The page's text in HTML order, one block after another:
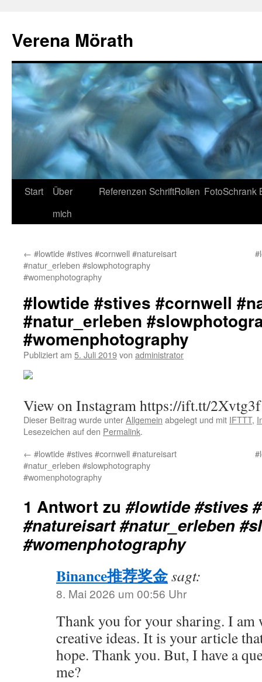
Verena Mörath
Zum
Start
Über
mich
Referenzen SchriftRollen FotoSchrank
← #lowtide #stives #cornwell #natureisart
#natur_erleben #slowphotography
#womenphotography
#lowtide #stives #cornwell
#natur_erleben
#womenphotography
Publiziert am 5. Juli 2019von administrator
View on Instagram https://ift.tt/2Xvtg3f
Dieser Beitrag wurde unterAllgemein abgelegt und mit IFTTT,
Lesezeichen auf den Permalink.
← #lowtide #stives #cornwell #natureisart
#natur_erleben #slowphotography
#womenphotography
1 Antwort zu #lowtide #stives
#natureisart #natur_erleben
#womenphotography
Binance推荐奖金sagt:
8. Mai 2026 um 00:56 Uhr
Thank you for your sharing. I am
creative ideas. It is your article
hope. Thank you. But, I have a
me?